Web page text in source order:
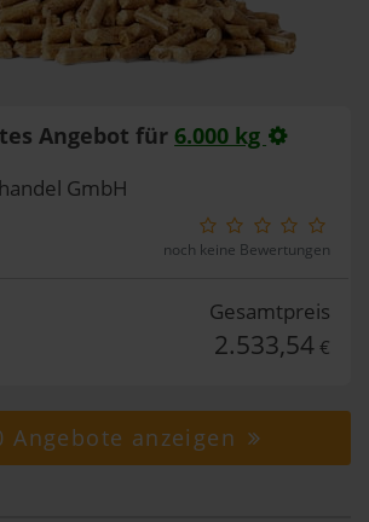
Angebot für 6.000 kg
GmbH
noch keine Bewertungen
Gesamtpreis
2.533,54 €
Angebote anzeigen